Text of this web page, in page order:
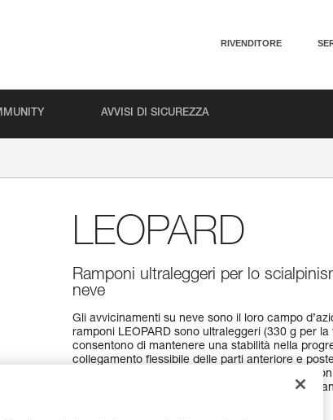
RIVENDITORE
AVVISI DI SICUREZZA
LEOPARD
Ramponi ultraleggeri per lo
neve
Gli avvicinamenti su neve sono il loro campo
ramponi LEOPARD sono ultraleggeri (330 g per
consentono di mantenere una stabilità nella
collegamento flessibile delle parti anteriore e
di ottimizzare lo spazio nello zaino. Disponiblili
tutti gli scarponi, con o senza bordi,